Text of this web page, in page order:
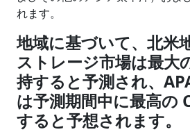
れます。
地域に基づいて、北米
ストレージ市場は最大
持すると予測され、
は予測期間中に最高の
すると予想されます。